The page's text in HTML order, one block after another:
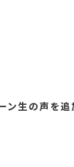
ン生の声を追